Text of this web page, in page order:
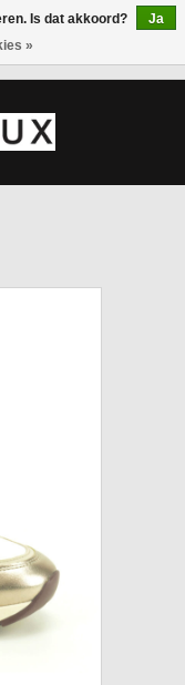
Is dat akkoord?
Ja
»